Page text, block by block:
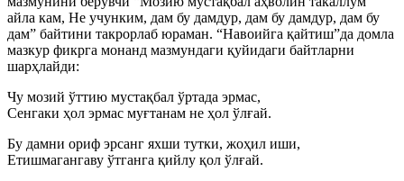
айла кам, Не учунким, дам бу дамдур, дам бу дамдур, дам бу
дам” байтини такрорлаб юраман. “Навоийга қайтиш”да домла
мазкур фикрга монанд мазмундаги қуйидаги байтларни
шарҳлайди:
Чу мозий ўттию мустақбал ўртада эрмас,
Сенгаки ҳол эрмас муғтанам не ҳол ўлғай.
Бу дамни ориф эрсанг яхши тутки, жоҳил иши,
Етишмагангаву ўтганга қийлу қол ўлғай.